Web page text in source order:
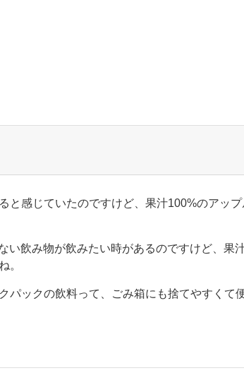
と感じていたのですけど、果汁100%のアップ
い飲み物が飲みたい時があるのですけど、果
。
パックの飲料って、ごみ箱にも捨てやすくて